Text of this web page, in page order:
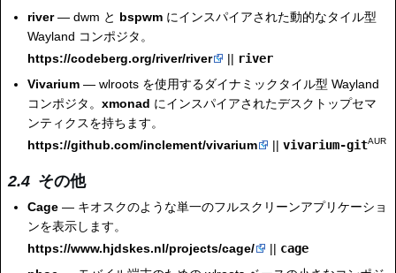
river— dwm と bspwm にインスパイアされた動的なタイル型
Wayland コンポジタ。
https://codeberg.org/river/river
|| river
Vivarium — wlroots を使用するダイナミックタイル型 Wayland
コンポジタ。xmonad にインスパイアされたデスクトップセマ
ンティクスを持ちます。
https://github.com/inclement/vivarium
||vivarium-gitAUR
その他
Cage — キオスクのような単一のフルスクリーンアプリケーショ
ンを表示します。
https://www.hjdskes.nl/projects/cage/
|| cage